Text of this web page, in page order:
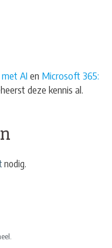
AI en Microsoft 365:
deze kennis al.
nodig.